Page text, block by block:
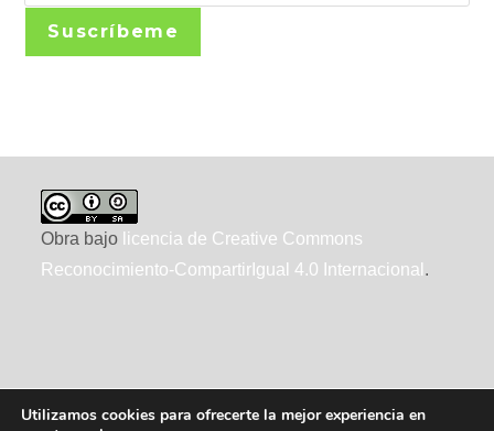
Suscríbeme
Obra bajo licencia de Creative Commons
Reconocimiento-CompartirIgual 4.0 Internacional .
Utilizamos cookies para ofrecerte la mejor experiencia en